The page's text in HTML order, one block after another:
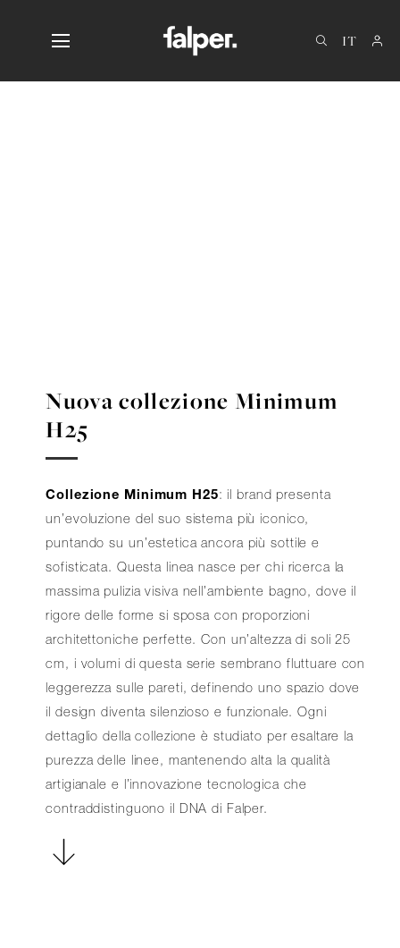
Nuova collezione Minimum
H25
Collezione Minimum H25: il brand presenta
un’evoluzione del suo sistema più iconico,
puntando su un’estetica ancora più sottile e
sofisticata. Questa linea nasce per chi ricerca la
massima pulizia visiva nell’ambiente bagno, dove il
rigore delle forme si sposa con proporzioni
architettoniche perfette. Con un’altezza di soli 25
cm, i volumi di questa serie sembrano fluttuare con
leggerezza sulle pareti, definendo uno spazio dove
il design diventa silenzioso e funzionale. Ogni
dettaglio della collezione è studiato per esaltare la
purezza delle linee, mantenendo alta la qualità
artigianale e l’innovazione tecnologica che
contraddistinguono il DNA di Falper.